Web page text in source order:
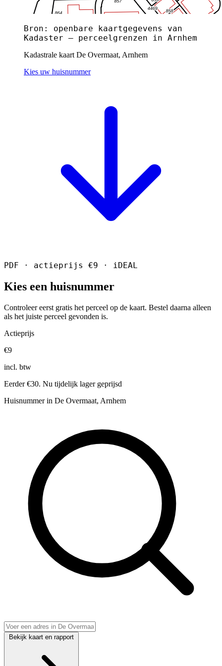
Bron: openbare kaartgegevens van
Kadaster — perceelgrenzen in Arnhem
Kadastrale kaart De Overmaat, Arnhem
Kies uw huisnummer
PDF · actieprijs €9 · iDEAL
Kies een huisnummer
Controleer eerst gratis het perceel op de kaart. Bestel daarna alleen
als het juiste perceel gevonden is.
Actieprijs
€9
incl. btw
Eerder €30. Nu tijdelijk lager geprijsd
Huisnummer in De Overmaat, Arnhem
Bekijk kaart en rapport